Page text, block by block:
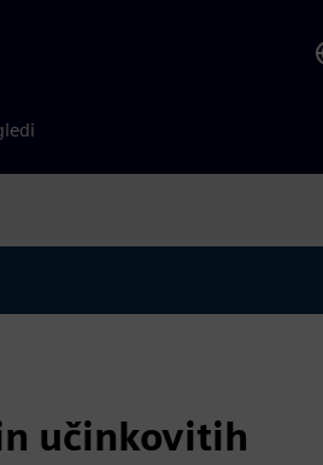
učinkovitih